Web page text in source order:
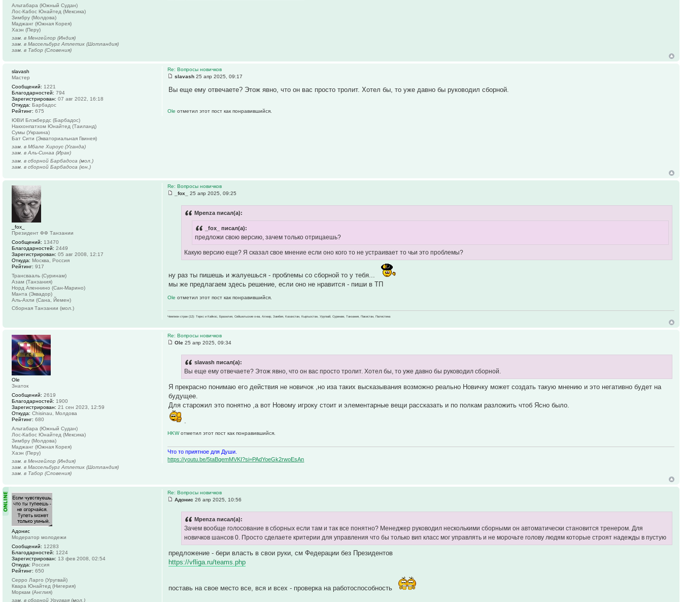
Альтабара (Южный Судан)
Лос-Кабос Юнайтед (Мексика)
Зимбру (Молдова)
Маджанг (Южная Корея)
Хаэн (Перу)
зам. в Менгейлор (Индия)
зам. в Массельбург Атлетик (Шотландия)
зам. в Табор (Словения)
Re: Вопросы новичков
slavash 25 апр 2025, 09:17
Вы еще ему отвечаете? Этож явно, что он вас просто тролит. Хотел бы, то уже давно бы руководил сборной.
Oleотметил этот пост как понравившийся.
slavash
Мастер
Сообщений: 1221
Благодарностей: 794
Зарегистрирован: 07 авг 2022, 16:18
Откуда: Барбадос
Рейтинг: 675
ЮВИ Блэкбердс (Барбадос)
Накхонпатхом Юнайтед (Таиланд)
Сумы (Украина)
Бат Сити (Экваториальная Гвинея)
зам. в Мбале Хироус (Уганда)
зам. в Аль-Синаа (Ирак)
зам. в сборной Барбадоса (мол.)
зам. в сборной Барбадоса (юн.)
Re: Вопросы новичков
_fox_
25 апр 2025, 09:25
Mpenza писал(а):
_fox_ писал(а):
предложи свою версию, зачем только отрицаешь?
Какую версию еще? Я сказал свое мнение если оно кого то не устраивает то чьи это проблемы?
ну раз ты пишешь и жалуешься - проблемы со сборной то у тебя...
мы же предлагаем здесь решение, если оно не нравится - пиши в ТП
Oleотметил этот пост как понравившийся.
Чемпион стран (12): Теркс и Кайкос, Бразилия, Сейшельские о-ва, Алжир, Замбия, Казахстан, Кыргызстан, Уругвай, Суринам, Танзания, Пакистан, Палестина
_fox_
Президент ФФ Танзании
Сообщений: 13470
Благодарностей: 2449
Зарегистрирован: 05 авг 2008, 12:17
Откуда: Москва, Россия
Рейтинг: 917
Трансвааль (Суринам)
Азам (Танзания)
Норд Апеннино (Сан-Марино)
Манта (Эквадор)
Аль-Ахли (Сана, Йемен)
Сборная Танзании (мол.)
Re: Вопросы новичков
Ole 25 апр 2025, 09:34
slavash писал(а):
Вы еще ему отвечаете? Этож явно, что он вас просто тролит. Хотел бы, то уже давно бы руководил сборной.
Я прекрасно понимаю его действия не новичок ,но иза таких высказывания возможно реально Новичку может создать такую мнению и это негативно будет на
будущее.
Для старожил это понятно ,а вот Новому игроку стоит и элементарные вещи рассказать и по полкам разложить чтоб Ясно было.
HKWотметил этот пост как понравившийся.
Что то приятное для Души.
https://youtu.be/5taBqemMVKI?si=PAdYoeGk2rwoEsAn
Ole
Знаток
Сообщений: 2619
Благодарностей: 1900
Зарегистрирован: 21 сен 2023, 12:59
Откуда: Chisinau, Молдова
Рейтинг: 680
Альтабара (Южный Судан)
Лос-Кабос Юнайтед (Мексика)
Зимбру (Молдова)
Маджанг (Южная Корея)
Хаэн (Перу)
зам. в Менгейлор (Индия)
зам. в Массельбург Атлетик (Шотландия)
зам. в Табор (Словения)
Re: Вопросы новичков
Адонис 26 апр 2025, 10:56
Mpenza писал(а):
Зачем вообще голосование в сборных если там и так все понятно? Менеджер руководил несколькими сборными он автоматически становится тренером. Для
новичков шансов 0. Просто сделаете критерии для управления что бы только вип класс мог управлять и не морочьте голову людям которые строят надежды в пустую
предложение - бери власть в свои руки, см Федерации без Президентов
https://vfliga.ru/teams.php
поставь на свое место все, вся и всех - проверка на работоспособность
Адонис
Модератор молодежи
Сообщений: 12283
Благодарностей: 1224
Зарегистрирован: 13 фев 2008, 02:54
Откуда: Россия
Рейтинг: 650
Серро Ларго (Уругвай)
Квара Юнайтед (Нигерия)
Моркам (Англия)
зам. в сборной Уругвая (мол.)